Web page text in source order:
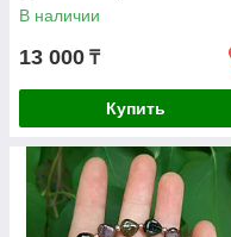
В наличии
13 000 ₸
Купить